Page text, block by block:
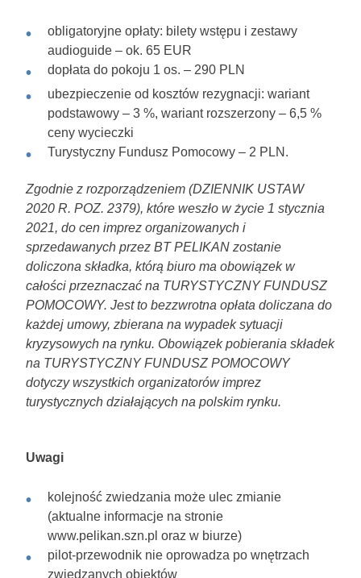
obligatoryjne opłaty: bilety wstępu i zestawy
audioguide – ok. 65 EUR
dopłata do pokoju 1 os. – 290 PLN
ubezpieczenie od kosztów rezygnacji: wariant
podstawowy – 3 %, wariant rozszerzony – 6,5 %
ceny wycieczki
Turystyczny Fundusz Pomocowy – 2 PLN.
Zgodnie z rozporządzeniem (DZIENNIK USTAW
2020 R. POZ. 2379), które weszło w życie 1 stycznia
2021, do cen imprez organizowanych i
sprzedawanych przez BT PELIKAN zostanie
doliczona składka, którą biuro ma obowiązek w
całości przeznaczać na TURYSTYCZNY FUNDUSZ
POMOCOWY. Jest to bezzwrotna opłata doliczana do
każdej umowy, zbierana na wypadek sytuacji
kryzysowych na rynku. Obowiązek pobierania składek
na TURYSTYCZNY FUNDUSZ POMOCOWY
dotyczy wszystkich organizatorów imprez
turystycznych działających na polskim rynku.
Uwagi
kolejność zwiedzania może ulec zmianie
(aktualne informacje na stronie
www.pelikan.szn.pl oraz w biurze)
pilot-przewodnik nie oprowadza po wnętrzach
zwiedzanych obiektów